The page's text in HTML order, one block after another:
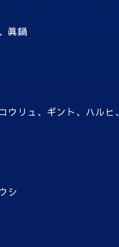
眞鍋
ウリュ、ギント、ハルヒ、
シ